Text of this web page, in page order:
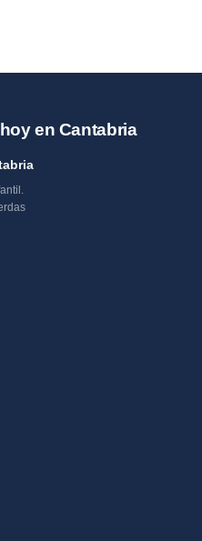
en Cantabria